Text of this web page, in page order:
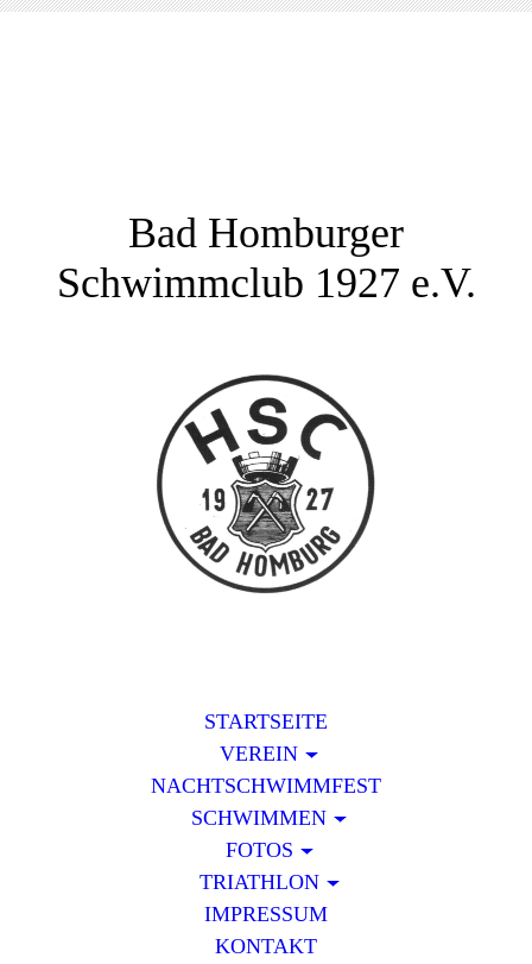
Bad Homburger
Schwimmclub 1927 e.V.
STARTSEITE
VEREIN
NACHTSCHWIMMFEST
SCHWIMMEN
FOTOS
TRIATHLON
IMPRESSUM
KONTAKT